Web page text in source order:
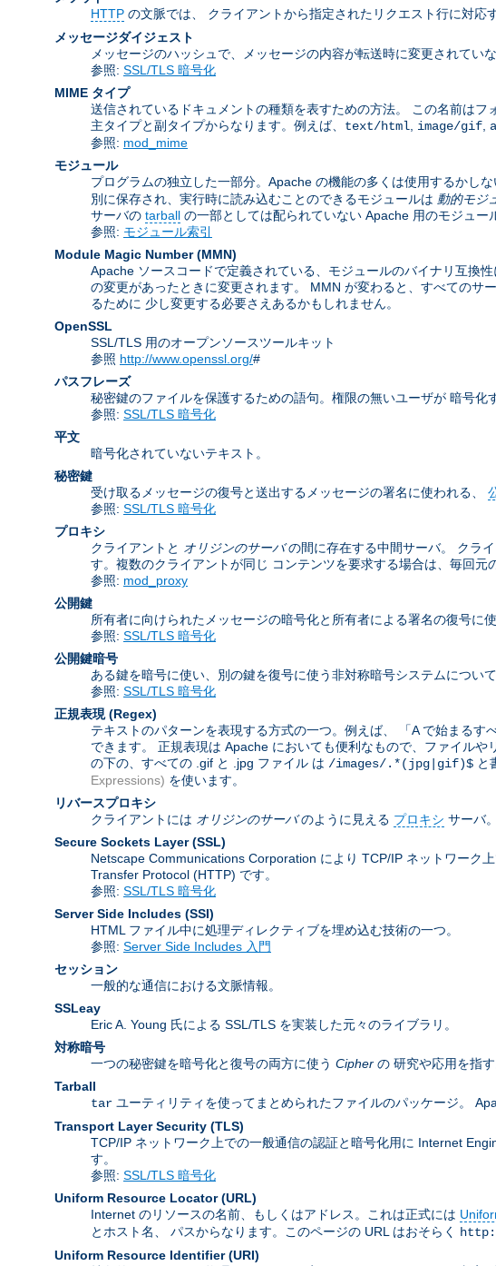
HTTP の文脈では、 クライアントから指定されたリクエスト行に対応
メッセージダイジェスト
メッセージのハッシュで、メッセージの内容が転送時に変更されてい
参照: SSL/TLS 暗号化
MIME タイプ
送信されているドキュメントの種類を表すための方法。 この名前は
主タイプと副タイプからなります。例えば、 text/html image/gif
参照: mod_mime
モジュール
プログラムの独立した一部分。Apache の機能の多くは使用するかし
別に保存され、実行時に読み込むことのできるモジュールは 動的モジ
サーバの tarball の一部としては配られていない Apache 用のモジュー
参照: モジュール索引
Module Magic Number(MMN)
Apache ソースコードで定義されている、モジュールのバイナリ互換
の変更があったときに変更されます。 MMN が変わると、すべてのサ
るために 少し変更する必要さえあるかもしれません。
OpenSSL
SSL/TLS 用のオープンソースツールキット
参照 http://www.openssl.org/#
パスフレーズ
秘密鍵のファイルを保護するための語句。権限の無いユーザが 暗号化
参照: SSL/TLS 暗号化
平文
暗号化されていないテキスト。
秘密鍵
受け取るメッセージの復号と送出するメッセージの署名に使われる、
参照: SSL/TLS 暗号化
プロキシ
クライアントと オリジンのサーバの間に存在する中間サーバ。 クラ
す。複数のクライアントが同じ コンテンツを要求する場合は、毎回
参照: mod_proxy
公開鍵
所有者に向けられたメッセージの暗号化と所有者による署名の復号に
参照: SSL/TLS 暗号化
公開鍵暗号
ある鍵を暗号に使い、別の鍵を復号に使う非対称暗号システムについ
参照: SSL/TLS 暗号化
正規表現 (Regex)
テキストのパターンを表現する方式の一つ。例えば、 「A で始まる
できます。 正規表現は Apache においても便利なもので、ファイル
の下の、すべての .gif と .jpg ファイル は /images/.*(jpg|gif)$ と
Expressions) を使います。
リバースプロキシ
クライアントには オリジンのサーバのように見える プロキシ サーバ
Secure Sockets Layer (SSL)
Netscape Communications Corporation により TCP/IP ネットワーク
Transfer Protocol (HTTP) です。
参照: SSL/TLS 暗号化
Server Side Includes (SSI)
HTML ファイル中に処理ディレクティブを埋め込む技術の一つ。
参照: Server Side Includes 入門
セッション
一般的な通信における文脈情報。
SSLeay
Eric A. Young 氏による SSL/TLS を実装した元々のライブラリ。
対称暗号
一つの秘密鍵を暗号化と復号の両方に使う Cipher の 研究や応用を指す
Tarball
tar ユーティリティを使ってまとめられたファイルのパッケージ。
Transport Layer Security (TLS)
TCP/IP ネットワーク上での一般通信の認証と暗号化用に Internet
す。
参照: SSL/TLS 暗号化
Uniform Resource Locator (URL)
Internet のリソースの名前、もしくはアドレス。これは正式には
とホスト名、 パスからなります。このページの URL はおそらく
Uniform Resource Identifier (URI)